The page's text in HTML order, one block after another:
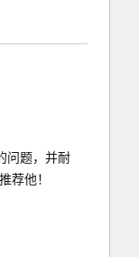
问题，并耐
荐他！